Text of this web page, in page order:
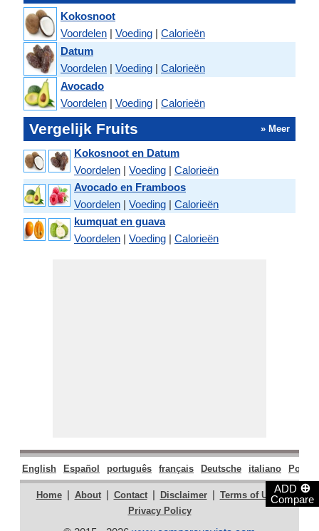
ADD ⊕
Compare
Kokosnoot
Voordelen | Voeding | Calorieën
Datum
Voordelen | Voeding | Calorieën
Avocado
Voordelen | Voeding | Calorieën
Vergelijk Fruits » Meer
Kokosnoot en Datum
Voordelen | Voeding | Calorieën
Avocado en Framboos
Voordelen | Voeding | Calorieën
kumquat en guava
Voordelen | Voeding | Calorieën
English Español português français Deutsche italiano
Home | About | Contact | Disclaimer | Terms of Use |
Privacy Policy